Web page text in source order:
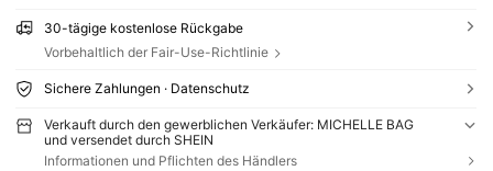
30-tägige kostenlose Rückgabe
Vorbehaltlich der Fair-Use-Richtlinie
Sichere Zahlungen · Datenschutz
Verkauft durch den gewerblichen Verkäufer: MICHELLE BAG
und versendet durch SHEIN
Informationen und Pflichten des Händlers